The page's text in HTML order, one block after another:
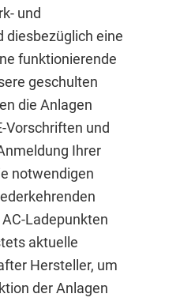
und
diesbezüglich eine
funktionierende
geschulten
die Anlagen
Vorschriften und
Ihrer
notwendigen
Ladepunkten
aktuelle
Hersteller, um
der Anlagen